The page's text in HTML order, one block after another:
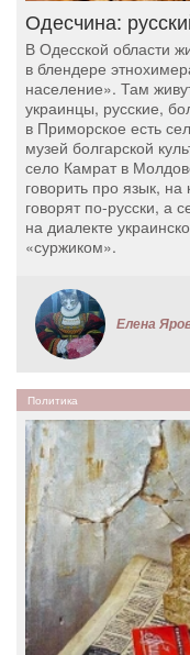
Одесчина:
В Одесской области
в блендере
население». Там
украинцы, русские,
в Приморское есть
музей болгарской
село Камрат в
говорить про язык,
говорят по-русски, а
на диалекте
«суржиком».
Елена
Политика